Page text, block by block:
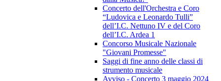
Concerto dell'Orchestra e Coro
“Ludovica e Leonardo Tulli”
dell’I.C. Nettuno IV e del Coro
dell’I.C. Ardea 1
Concorso Musicale Nazionale
"Giovani Promesse"
Saggi di fine anno delle classi di
strumento musicale
Avviso - Concerto 3 maggio 2024